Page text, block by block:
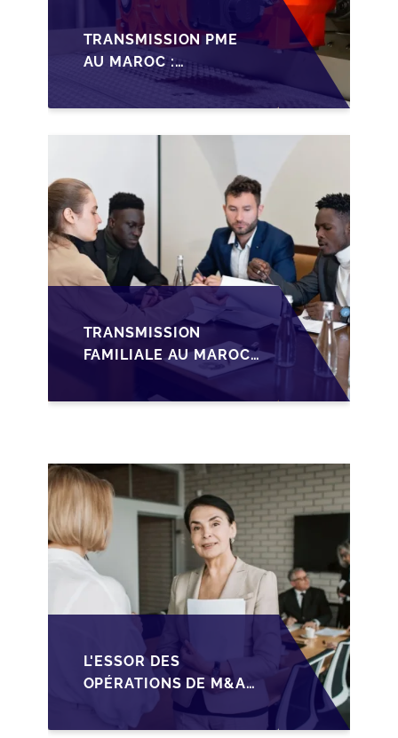
TRANSMISSION PME
AU MAROC :
PRÉPARATIONS CLÉS
POUR LES
TRANSMISSION
FAMILIALE AU MAROC :
ANTICIPER LA
GOUVERNANCE POUR
L'ESSOR DES
OPÉRATIONS DE M&A
MID-MARKET AU
MAROC EN 2026 :